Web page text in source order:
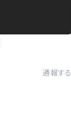
通報する